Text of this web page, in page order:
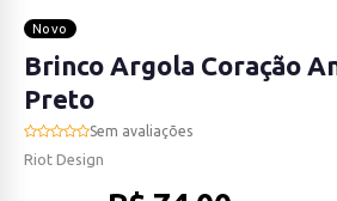
Novo
Brinco Argola Coração
Preto
Sem avaliações
Riot Design